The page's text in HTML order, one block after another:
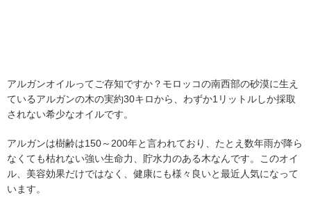
アルガンオイルってご存知ですか？モロッコの南西部の砂漠に生え
ているアルガンの木の実約30キロから、わずか1リットルしか採取
されない希少なオイルです。
アルガンは樹齢は150～200年と言われており、たとえ数年雨が降ら
なくても枯れない強い生命力、貯水力のある木なんです。このオイ
ル、美容効果だけではなく、健康にも様々良いと最近人気になって
います。